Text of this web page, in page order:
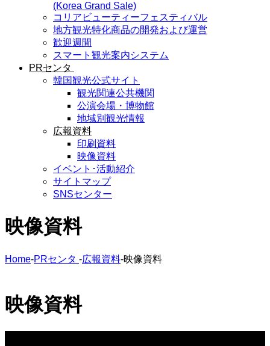
(Korea Grand Sale)
コリアビューティーフェスティバル
地方観光特化商品の開発および運営
歓迎週間
スマート観光案内システム
PRセンタ
韓国観光公式サイト
観光関連公共機関
公演会場・博物館
地域別観光情報
広報資料
印刷資料
映像資料
イベント･活動紹介
サイトマップ
SNSセンター
映像資料
Home-PRセンタ -広報資料-映像資料
映像資料